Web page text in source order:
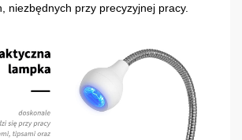
niezbędnych przy precyzyjnej pracy.